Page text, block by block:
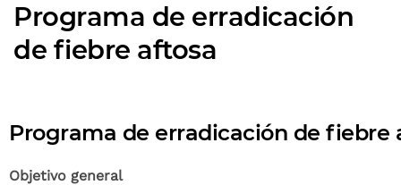
Programa de erradicación
de fiebre aftosa
Programa de erradicación de fiebre
Objetivo general